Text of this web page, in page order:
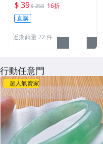
39元賠錢出清
$ 39$ 258 16折
直購
近期銷量 22 件
行動任意門
超人氣賣家